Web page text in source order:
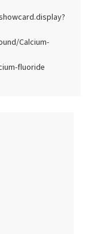
Calcium-
fluoride